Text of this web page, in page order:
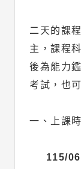
二天的課
主，課程
後為能力
考試，也
一、上課
115/06/